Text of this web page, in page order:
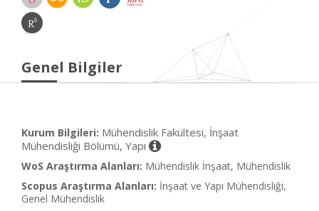
Genel Bilgiler
Kurum Bilgileri: Mühendislik Fakültesi, İnşaat
Mühendisliği Bölümü, Yapı
WoS Araştırma Alanları: Mühendislik İnşaat, Mühendislik
Scopus Araştırma Alanları: İnşaat ve Yapı Mühendisliği,
Genel Mühendislik